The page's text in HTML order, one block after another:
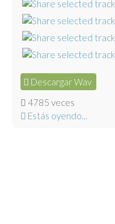
Descargar Wav
4785 veces
Estás oyendo...